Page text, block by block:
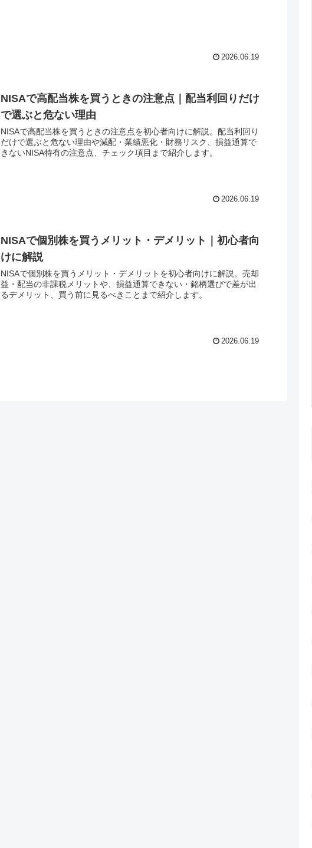
2026.06.19
NISAで高配当株を買うときの注意点｜配当利回りだけ
で選ぶと危ない理由
NISAで高配当株を買うときの注意点を初心者向けに解説。配当利回り
だけで選ぶと危ない理由や減配・業績悪化・財務リスク、損益通算で
きないNISA特有の注意点、チェック項目まで紹介します。
2026.06.19
NISAで個別株を買うメリット・デメリット｜初心者向
けに解説
NISAで個別株を買うメリット・デメリットを初心者向けに解説。売却
益・配当の非課税メリットや、損益通算できない・銘柄選びで差が出
るデメリット、買う前に見るべきことまで紹介します。
2026.06.19